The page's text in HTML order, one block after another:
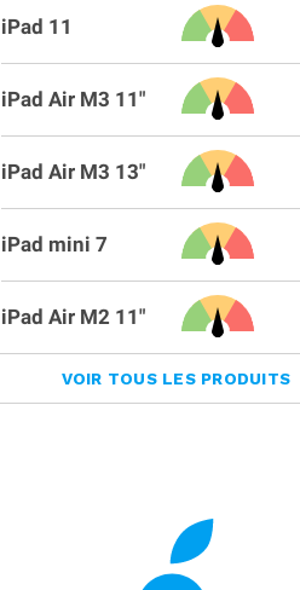
iPad 11
iPad Air M3 11"
iPad Air M3 13"
iPad mini 7
iPad Air M2 11"
VOIR TOUS LES PRODUITS